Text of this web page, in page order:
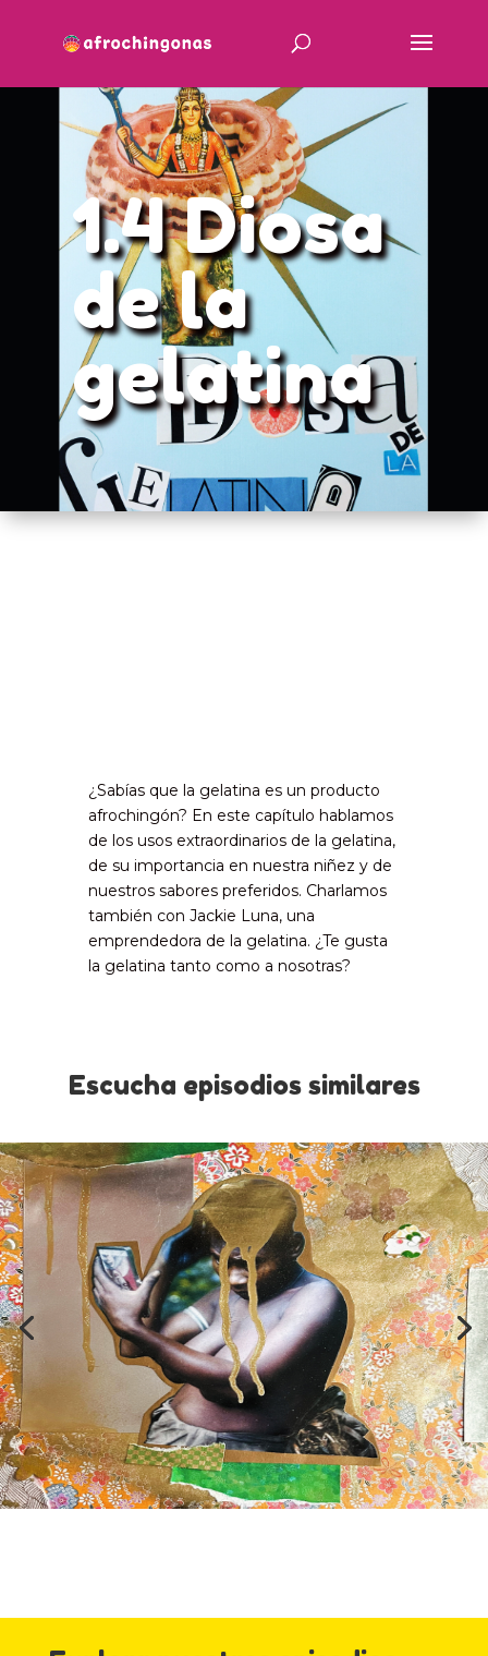
1.4 Diosa
de la
gelatina
¿Sabías que la gelatina es un producto
afrochingón? En este capítulo hablamos
de los usos extraordinarios de la gelatina,
de su importancia en nuestra niñez y de
nuestros sabores preferidos. Charlamos
también con Jackie Luna, una
emprendedora de la gelatina. ¿Te gusta
la gelatina tanto como a nosotras?
Escucha episodios similares